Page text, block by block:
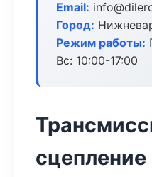
Email:
Город:
Режим работы:
Вс: 10:00-17:00
сцепление